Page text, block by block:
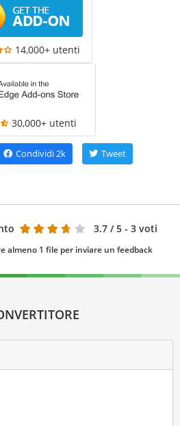
14,000+ utenti
30,000+ utenti
Condividi2k Tweet
3.7 / 5 - 3 voti
almeno 1 file per inviare un feedback